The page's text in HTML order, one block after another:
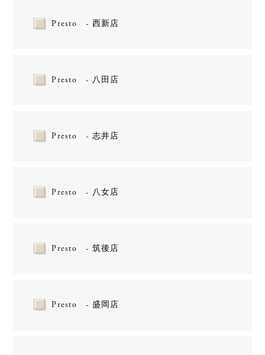
Presto - 西新店
Presto - 八田店
Presto - 志井店
Presto - 八女店
Presto - 筑後店
Presto - 盛岡店